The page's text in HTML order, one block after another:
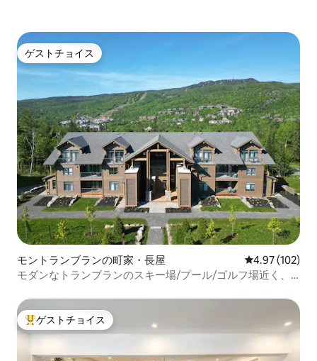
ゲストチョイス
ゲストチョイス
モントランブランの町家・長屋 レビュー102
4.97 (102)
モダンなトランブランのスキー場/プール/ゴルフ場近く、
大好評のゲストチョイスです。
ゲストチョイス